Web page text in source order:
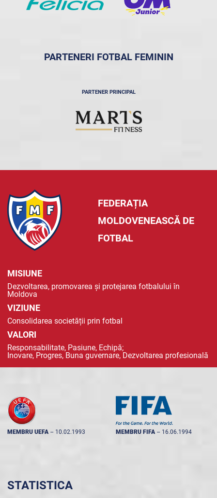
PARTENERI FOTBAL FEMININ
PARTENER PRINCIPAL
FEDERAȚIA
MOLDOVENEASCĂ DE
FOTBAL
MISIUNE
Dezvoltarea, promovarea și protejarea fotbalului în
Moldova
VIZIUNE
Consolidarea societății prin fotbal
VALORI
Responsabilitate, Pasiune, Echipă;
Inovare, Progres, Buna guvernare, Dezvoltarea profesională
MEMBRU UEFA -- 10.02.1993 MEMBRU FIFA -- 16.06.1994
STATISTICA